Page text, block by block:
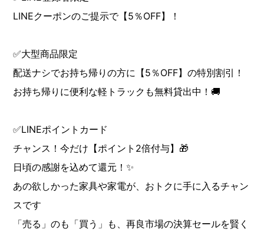
LINEクーポンのご提示で【5％OFF】！
✅大型商品限定
配送ナシでお持ち帰りの方に【5％OFF】の特別割引！
お持ち帰りに便利な軽トラックも無料貸出中！🚚
✅LINEポイントカード
チャンス！今だけ【ポイント2倍付与】🎁
日頃の感謝を込めて還元！✨
あの欲しかった家具や家電が、おトクに手に入るチャン
スです
「売る」のも「買う」も、再良市場の決算セールを賢く